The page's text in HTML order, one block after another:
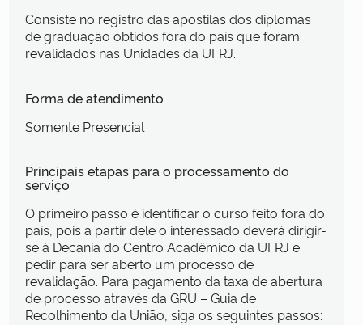
Consiste no registro das apostilas dos diplomas
de graduação obtidos fora do país que foram
revalidados nas Unidades da UFRJ.
Forma de atendimento
Somente Presencial
Principais etapas para o processamento do
serviço
O primeiro passo é identificar o curso feito fora do
país, pois a partir dele o interessado deverá dirigir-
se à Decania do Centro Acadêmico da UFRJ e
pedir para ser aberto um processo de
revalidação. Para pagamento da taxa de abertura
de processo através da GRU – Guia de
Recolhimento da União, siga os seguintes passos: